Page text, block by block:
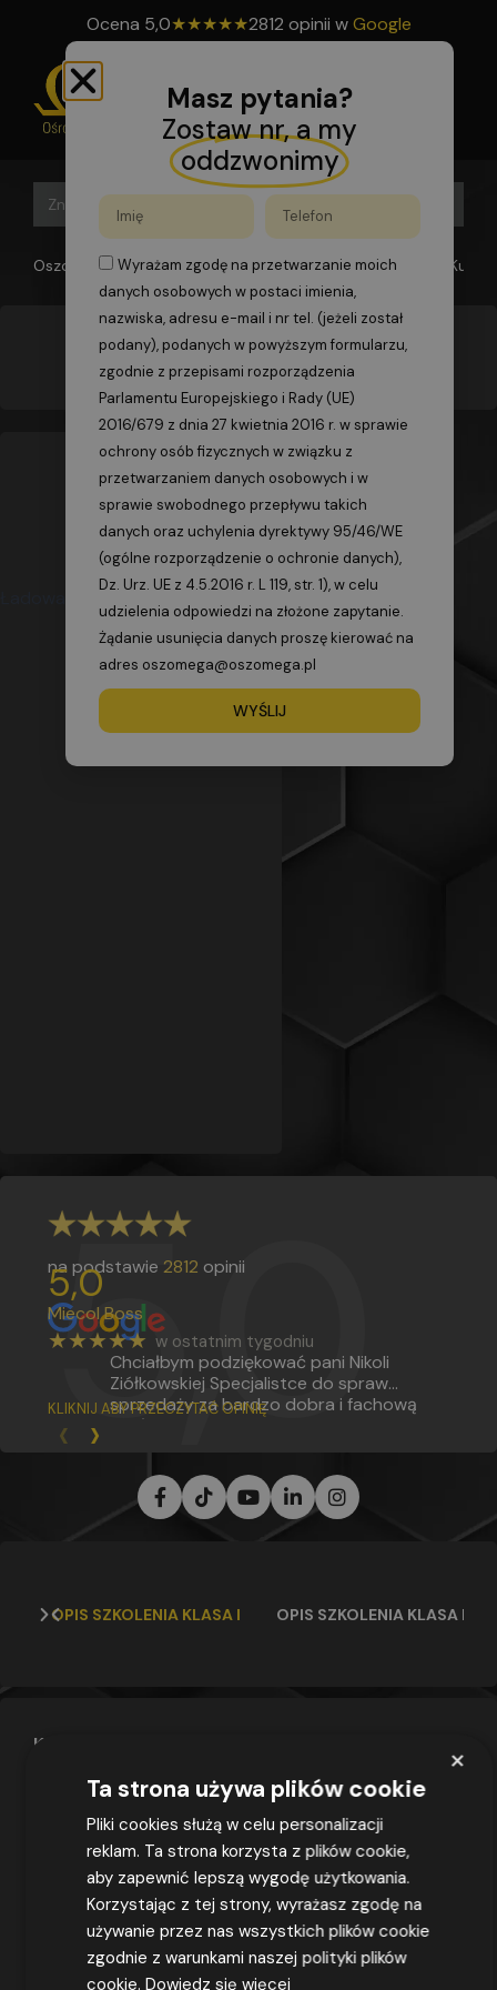
Ocena 5,0★★★★★2812 opinii wGoogle
Search
for:
Search
Oszomega>Kurs operatora koparki jednonaczyniowej Kurs
Kurs operatora koparki jednonaczyniowej –
Katowice
5,0
5,0
na podstawie 2812 opinii
Miecol Boss
★★★★★ w ostatnim tygodniu
Chciałbym podziękować pani Nikoli
Ziółkowskiej Specjalistce do spraw
sprzedaży za bardzo dobra i fachową
obsługę na Bardzo wysokim poziomie.
pomocy zdobycia kursów zawodowych.
Dziękuję z poważaniem Mietz Bartek
KLIKNIJ ABY PRZECZYTAĆ OPINIĘ
‹ ›
OPIS SZKOLENIA KLASA I OPIS SZKOLENIA KLASA III
Koparka jednonaczyniowa
ładowarka, odgrywa istotną rolę w wielu projektach
budowlanych. Dlatego też, zdobycie uprawnień na
obsługę takiej maszyny, szczególnie w miejscu tak
dynamicznie rozwijającym się jak Katowice, otwiera
drzwi do rozwoju zawodowego i finansowego.
Wszechstronność i
efektywność koparki
×
Ta strona używa plików cookie
Pliki cookies służą w celu personalizacji
reklam. Ta strona korzysta z plików cookie,
aby zapewnić lepszą wygodę użytkowania.
Korzystając z tej strony, wyrażasz zgodę na
używanie przez nas wszystkich plików cookie
zgodnie z warunkami naszej polityki plików
cookie.Dowiedz się więcej
Masz pytania?
Zostaw nr, a my
oddzwonimy
Wyrażam zgodę na przetwarzanie moich
danych osobowych w postaci imienia,
nazwiska, adresu e-mail i nr tel. (jeżeli został
podany), podanych w powyższym formularzu,
zgodnie z przepisami rozporządzenia
Parlamentu Europejskiego i Rady (UE)
2016/679 z dnia 27 kwietnia 2016 r. w sprawie
ochrony osób fizycznych w związku z
przetwarzaniem danych osobowych i w
sprawie swobodnego przepływu takich
danych oraz uchylenia dyrektywy 95/46/WE
(ogólne rozporządzenie o ochronie danych),
Dz. Urz. UE z 4.5.2016 r. L 119, str. 1), w celu
udzielenia odpowiedzi na złożone zapytanie.
Żądanie usunięcia danych proszę kierować na
adres oszomega@oszomega.pl
WYŚLIJ